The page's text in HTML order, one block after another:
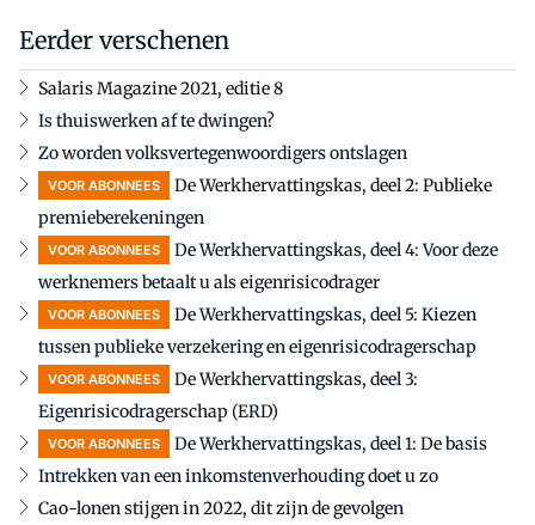
Eerder verschenen
Salaris Magazine 2021, editie 8
Is thuiswerken af te dwingen?
Zo worden volksvertegenwoordigers ontslagen
VOOR ABONNEES
De Werkhervattingskas, deel 2: Publieke
premieberekeningen
VOOR ABONNEES
De Werkhervattingskas, deel 4: Voor deze
werknemers betaalt u als eigenrisicodrager
VOOR ABONNEES
De Werkhervattingskas, deel 5: Kiezen
tussen publieke verzekering en eigenrisicodragerschap
VOOR ABONNEES
De Werkhervattingskas, deel 3:
Eigenrisicodragerschap (ERD)
VOOR ABONNEES
De Werkhervattingskas, deel 1: De basis
Intrekken van een inkomstenverhouding doet u zo
Cao-lonen stijgen in 2022, dit zijn de gevolgen